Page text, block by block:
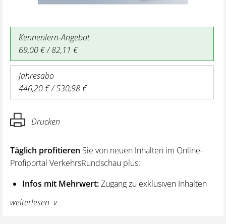
Kennenlern-Angebot
69,00 € / 82,11 €
Jahresabo
446,20 € / 530,98 €
Drucken
Täglich profitieren Sie von neuen Inhalten im Online-
Profiportal VerkehrsRundschau plus:
Infos mit Mehrwert:Zugang zu exklusiven Inhalten
und Hintergrundwissen – von aktuellen Regelungen
wie z. B. bei den Lenk- und Ruhezeiten,
weiterlesen